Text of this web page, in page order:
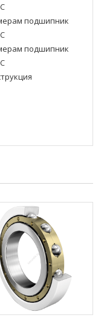
подшипник
подшипник